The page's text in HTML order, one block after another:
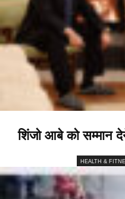
शिंजो आबे को सम्मान
HEALTH &